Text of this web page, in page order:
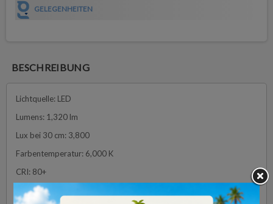
GELEGENHEITEN
BESCHREIBUNG
Lichtquelle: LED
Lumens: 1,320 lm
Lux bei 30 cm: 3,800
Farbentemperatur: 6,000 K
CRI: 80+
Energieverbrauch: 15W